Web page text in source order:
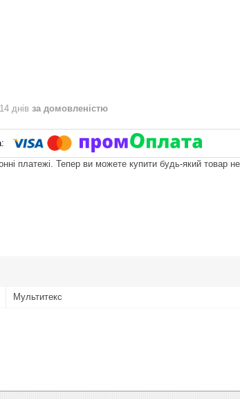
днів за домовленістю
платежі. Тепер ви можете купити будь-який товар
Мультитекс